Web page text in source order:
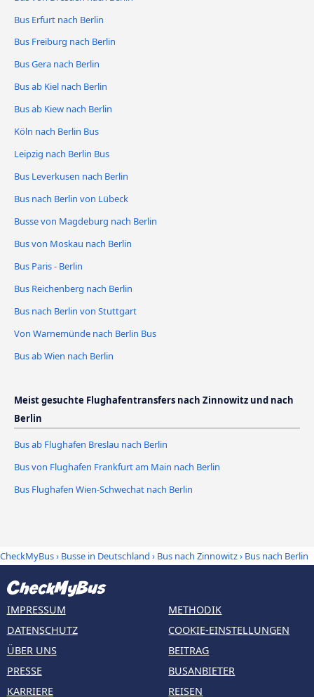
Bus Erfurt nach Berlin
Bus Freiburg nach Berlin
Bus Gera nach Berlin
Bus ab Kiel nach Berlin
Bus ab Kiew nach Berlin
Köln nach Berlin Bus
Leipzig nach Berlin Bus
Bus Leverkusen nach Berlin
Bus nach Berlin von Lübeck
Busse von Magdeburg nach Berlin
Bus von Moskau nach Berlin
Bus Paris - Berlin
Bus Reichenberg nach Berlin
Bus nach Berlin von Stuttgart
Von Warnemünde nach Berlin Bus
Bus ab Wien nach Berlin
Meist gesuchte Flughafentransfers nach Zinnowitz und nach
Berlin
Bus ab Flughafen Breslau nach Berlin
Bus von Flughafen Frankfurt am Main nach Berlin
Bus Flughafen Wien-Schwechat nach Berlin
CheckMyBus› Busse in Deutschland › Bus nach Zinnowitz› Bus nach Berlin
IMPRESSUM
DATENSCHUTZ
ÜBER UNS
PRESSE
KARRIERE
METHODIK
COOKIE-EINSTELLUNGEN
BEITRAG
BUSANBIETER
REISEN